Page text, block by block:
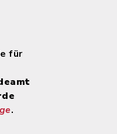
für
.